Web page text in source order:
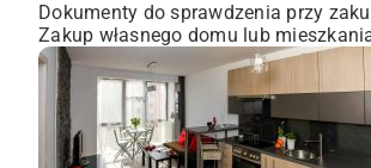
Dokumenty do sprawdzenia przy
Zakup własnego domu lub